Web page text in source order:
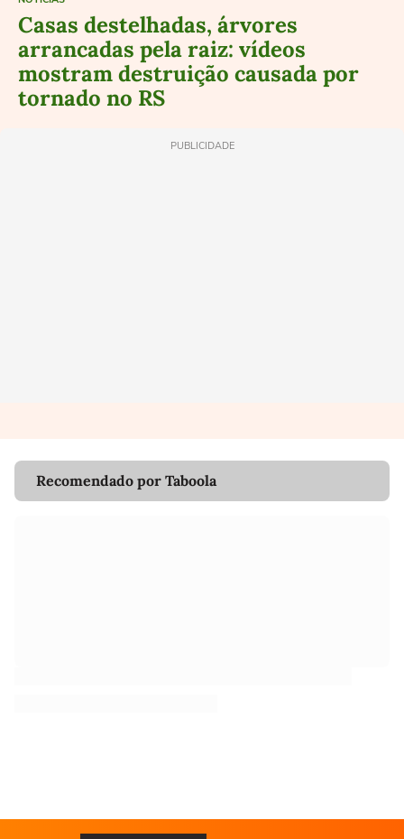
Casas destelhadas, árvores
arrancadas pela raiz: vídeos
mostram destruição causada por
tornado no RS
PUBLICIDADE
Recomendado por Taboola